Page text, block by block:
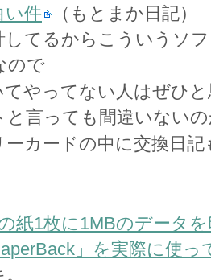
い件
（もとまか日記）
してるからこういうソ
ので
てやってない人はぜひ
と言っても間違いない
ーカードの中に交換日
紙1枚に1MBのデータ
」を実際に使っ